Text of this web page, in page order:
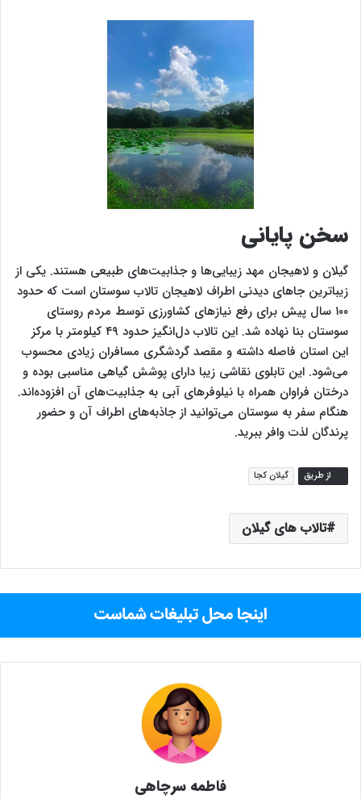
سخن پایانی
گیلان و لاهیجان مهد زیبایی‌ها و جذابیت‌های طبیعی هستند. یکی از
زیباترین جاهای دیدنی اطراف لاهیجان تالاب سوستان است که حدود
۱۰۰ سال پیش برای رفع نیازهای کشاورزی توسط مردم روستای
سوستان بنا نهاده شد. این تالاب دل‌انگیز حدود ۴۹ کیلومتر با مرکز
این استان فاصله داشته و مقصد گردشگری مسافران زیادی محسوب
می‌شود. این تابلوی نقاشی زیبا دارای پوشش گیاهی مناسبی بوده و
درختان فراوان همراه با نیلوفرهای آبی به جذابیت‌های آن افزوده‌اند.
هنگام سفر به سوستان می‌توانید از جاذبه‌های اطراف آن و حضور
پرندگان لذت وافر ببرید.
از طريق گیلان کجا
تالاب های گیلان
فاطمه سرچاهی